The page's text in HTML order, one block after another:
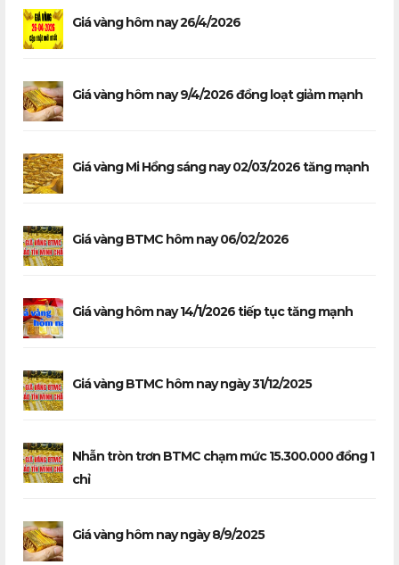
Giá vàng hôm nay 26/4/2026
Giá vàng hôm nay 9/4/2026 đồng loạt giảm mạnh
Giá vàng Mi Hồng sáng nay 02/03/2026 tăng mạnh
Giá vàng BTMC hôm nay 06/02/2026
Giá vàng hôm nay 14/1/2026 tiếp tục tăng mạnh
Giá vàng BTMC hôm nay ngày 31/12/2025
Nhẫn tròn trơn BTMC chạm mức 15.300.000 đồng 1
chỉ
Giá vàng hôm nay ngày 8/9/2025